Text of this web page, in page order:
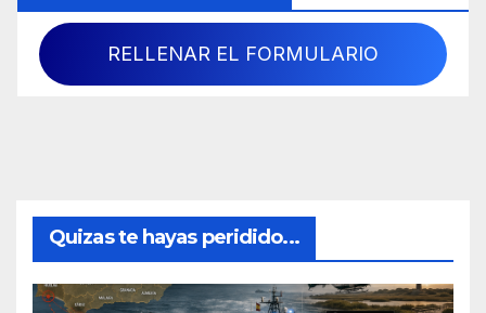
RELLENAR EL FORMULARIO
Quizas te hayas peridido...